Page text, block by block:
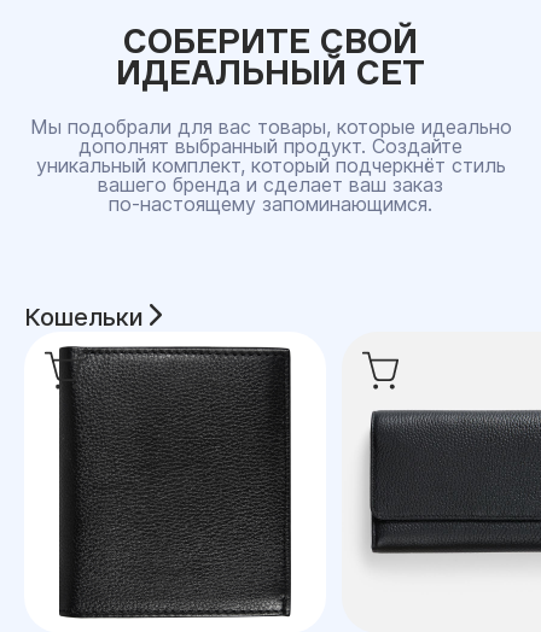
СОБЕРИТЕ СВОЙ
ИДЕАЛЬНЫЙ СЕТ
Мы подобрали для вас товары, которые идеально
дополнят выбранный продукт. Создайте
уникальный комплект, который подчеркнёт стиль
вашего бренда и сделает ваш заказ
по‑настоящему запоминающимся.
Кошельки